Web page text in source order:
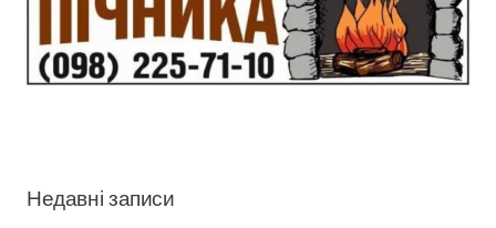
Недавні записи